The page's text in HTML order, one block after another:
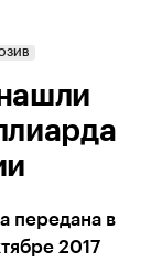
передана в
2017